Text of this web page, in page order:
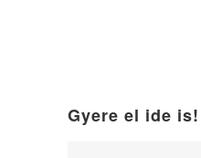
Gyere el ide is!